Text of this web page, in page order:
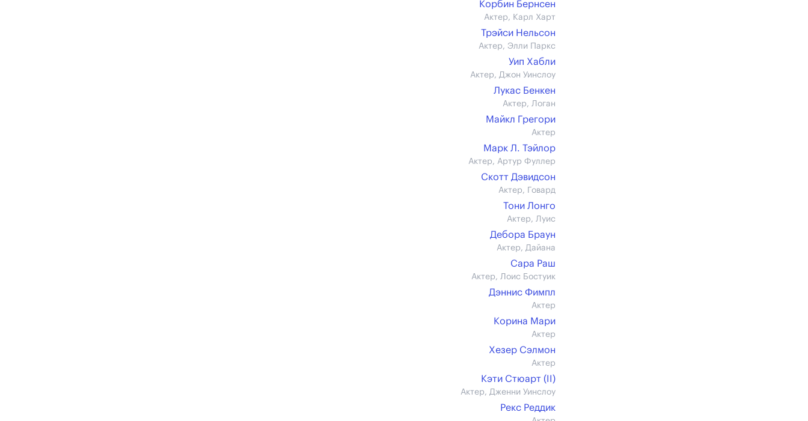
Корбин Бернсен
Актер, Карл Харт
Трэйси Нельсон
Актер, Элли Паркс
Уип Хабли
Актер, Джон Уинслоу
Лукас Бенкен
Актер, Логан
Майкл Грегори
Актер
Марк Л. Тэйлор
Актер, Артур Фуллер
Скотт Дэвидсон
Актер, Говард
Тони Лонго
Актер, Луис
Дебора Браун
Актер, Дайана
Сара Раш
Актер, Лоис Бостуик
Дэннис Фимпл
Актер
Корина Мари
Актер
Хезер Сэлмон
Актер
Кэти Стюарт (II)
Актер, Дженни Уинслоу
Рекс Реддик